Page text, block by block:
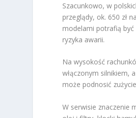
Szacunkowo, w
przeglądy, ok. 650 zł
modelami potrafią być
ryzyka awarii.
Na wysokość
włączonym silnikiem,
może podnosić
W serwisie znaczenie